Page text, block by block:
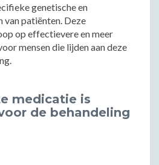
genetische en
patiënten. Deze
op effectievere en meer
mensen die lijden aan deze
medicatie is
de behandeling